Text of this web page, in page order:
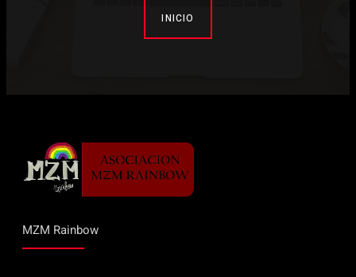
INICIO
MZM Rainbow